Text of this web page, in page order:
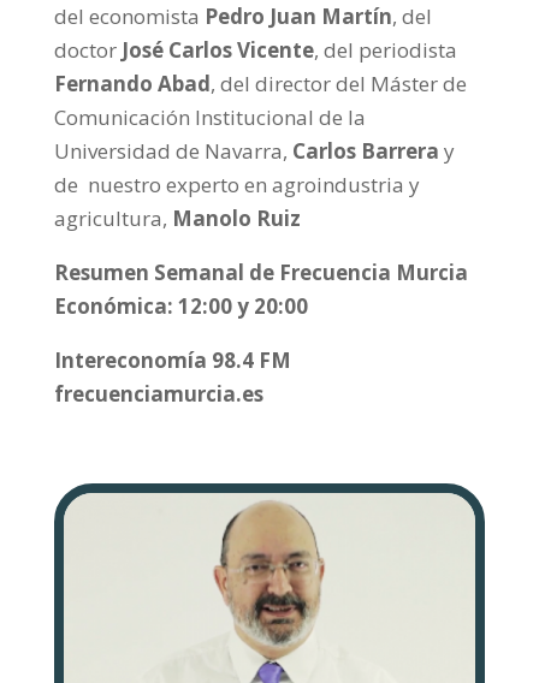
del economista Pedro Juan Martín, del
doctor José Carlos Vicente, del periodista
Fernando Abad, del director del Máster de
Comunicación Institucional de la
Universidad de Navarra, Carlos Barrera y
de nuestro experto en agroindustria y
agricultura, Manolo Ruiz
Resumen Semanal de Frecuencia Murcia
Económica: 12:00 y 20:00
Intereconomía 98.4 FM
frecuenciamurcia.es